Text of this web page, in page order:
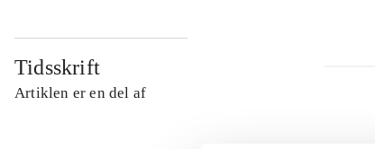
Tidsskrift
Artiklen er en del af